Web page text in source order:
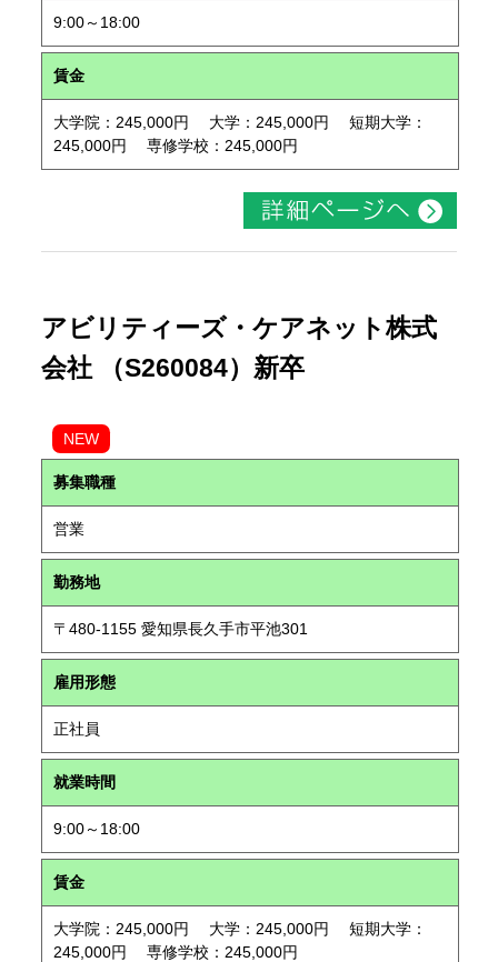
9:00～18:00
賃金
大学院：245,000円 大学：245,000円 短期大学：
245,000円 専修学校：245,000円
アビリティーズ・ケアネット株式
会社 （S260084）新卒
NEW
募集職種
営業
勤務地
〒480-1155 愛知県長久手市平池301
雇用形態
正社員
就業時間
9:00～18:00
賃金
大学院：245,000円 大学：245,000円 短期大学：
245,000円 専修学校：245,000円